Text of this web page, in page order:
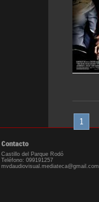
1
Contacto
Castillo del Parque Rodó
Teléfono: 099191257
mvdaudiovisual.mediateca@gmail.com